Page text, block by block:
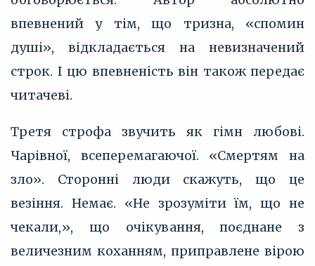
впевнений у тім, що тризна, «спомин
душі», відкладається на невизначений
строк. І цю впевненість він також передає
читачеві.
Третя строфа звучить як гімн любові.
Чарівної, всеперемагаючої. «Смертям на
зло». Сторонні люди скажуть, що це
везіння. Немає. «Не зрозуміти їм, що не
чекали,», що очікування, поєднане з
величезним коханням, приправлене вірою